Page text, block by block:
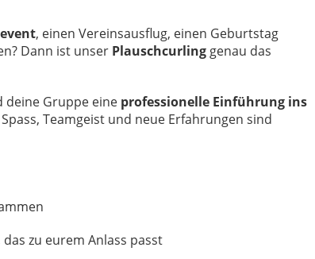
, einen Vereinsausflug, einen Geburtstag
Dann ist unser Plauschcurling genau das
deine Gruppe eine professionelle Einführung ins
Teamgeist und neue Erfahrungen sind
das zu eurem Anlass passt